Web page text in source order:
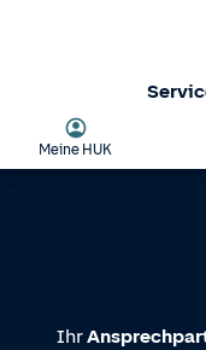
Meine HUK
Ihr